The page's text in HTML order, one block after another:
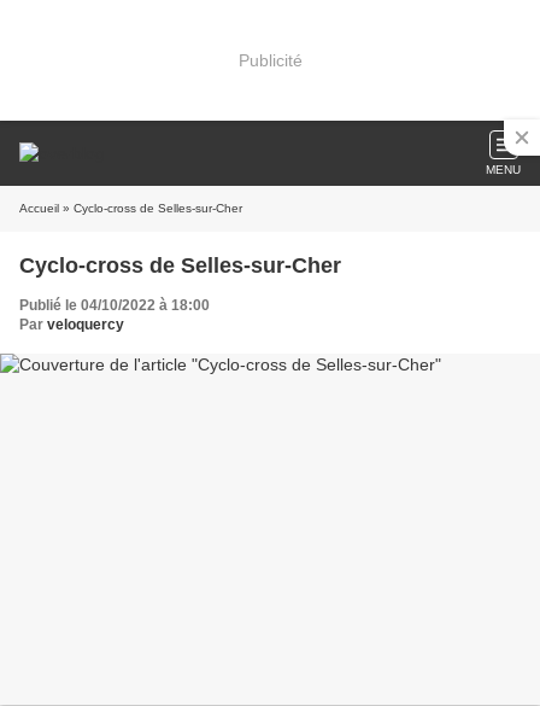
Publicité
MENU
Accueil » Cyclo-cross de Selles-sur-Cher
Cyclo-cross de Selles-sur-Cher
Publié le 04/10/2022 à 18:00
Par veloquercy